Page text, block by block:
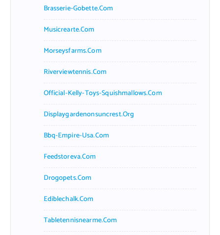
Brasserie-Gobette.com
Musicrearte.com
Morseysfarms.com
Riverviewtennis.com
Official-Kelly-Toys-Squishmallows.com
Displaygardenonsuncrest.org
Bbq-Empire-Usa.com
Feedstoreva.com
Drogopets.com
Ediblechalk.com
Tabletennisnearme.com